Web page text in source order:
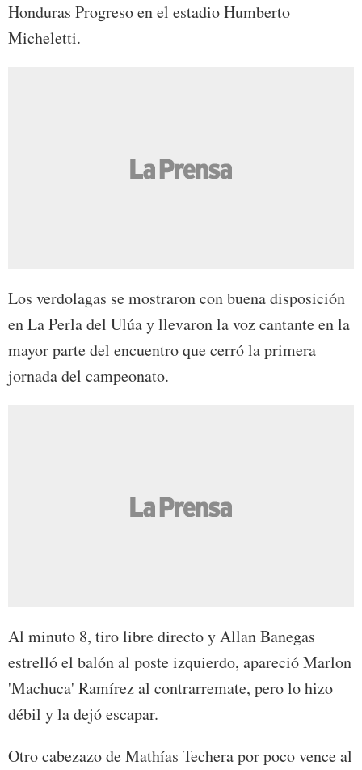
Honduras Progreso en el estadio Humberto
Micheletti.
Los verdolagas se mostraron con buena disposición
en La Perla del Ulúa y llevaron la voz cantante en la
mayor parte del encuentro que cerró la primera
jornada del campeonato.
Al minuto 8, tiro libre directo y Allan Banegas
estrelló el balón al poste izquierdo, apareció Marlon
'Machuca' Ramírez al contrarremate, pero lo hizo
débil y la dejó escapar.
Otro cabezazo de Mathías Techera por poco vence al